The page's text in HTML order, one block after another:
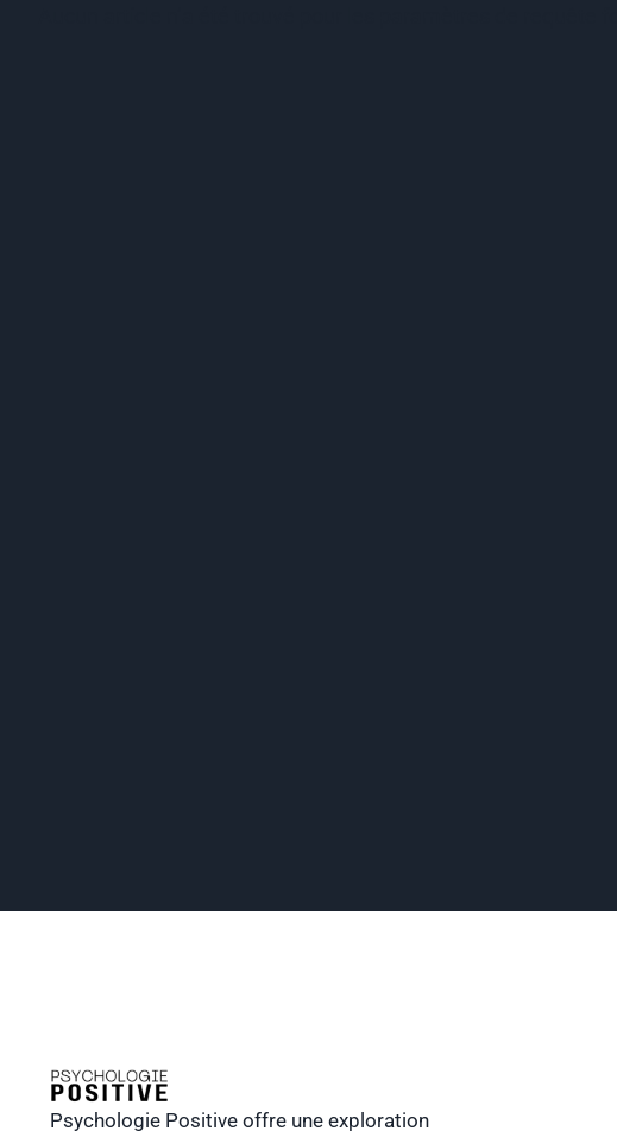
Psychologie Positive offre une exploration